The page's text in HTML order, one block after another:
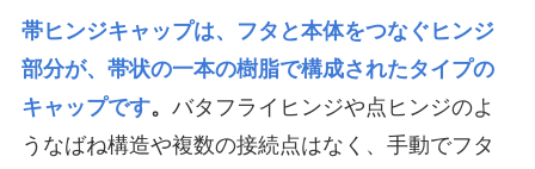
帯ヒンジキャップは、フタと本体をつなぐヒンジ
部分が、帯状の一本の樹脂で構成されたタイプの
キャップです。 バタフライヒンジや点ヒンジのよ
うなばね構造や複数の接続点はなく、手動でフタ